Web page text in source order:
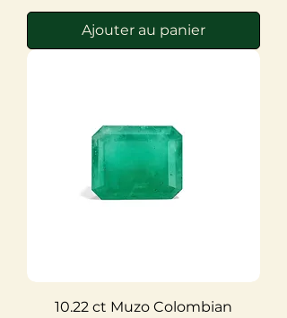
Ajouter au panier
10.22 ct Muzo Colombian